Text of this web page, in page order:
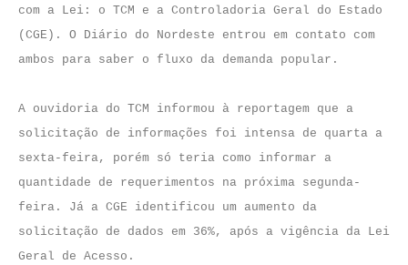
com a Lei: o TCM e a Controladoria Geral do Estado
(CGE). O Diário do Nordeste entrou em contato com
ambos para saber o fluxo da demanda popular.
A ouvidoria do TCM informou à reportagem que a
solicitação de informações foi intensa de quarta a
sexta-feira, porém só teria como informar a
quantidade de requerimentos na próxima segunda-
feira. Já a CGE identificou um aumento da
solicitação de dados em 36%, após a vigência da Lei
Geral de Acesso.